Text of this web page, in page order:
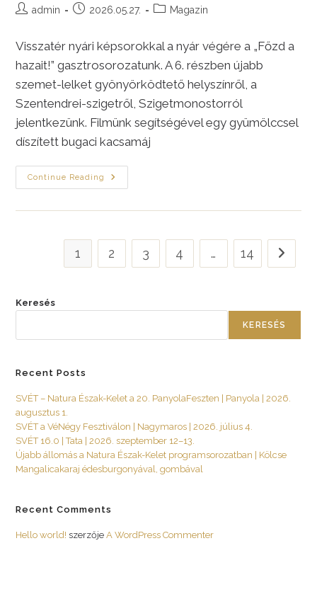
Postadmin
Post2026.05.27.
PostMagazin
Visszatér nyári képsorokkal a nyár végére a „Főzd a
hazait!” gasztrosorozatunk. A 6. részben újabb
szemet-lelket gyönyörködtető helyszínről, a
Szentendrei-szigetről, Szigetmonostorról
jelentkezünk. Filmünk segítségével egy gyümölccsel
díszített bugaci kacsamáj
Continue Reading
Hízott
Kacsamáj
—
A
Hazait
1 2 3 4 … 14 Go to
Keresés
KERESÉS
Recent Posts
SVÉT – Natura Észak-Kelet a 20. PanyolaFeszten | Panyola | 2026.
augusztus 1.
SVÉT a VéNégy Fesztiválon | Nagymaros | 2026. július 4.
SVÉT 16.0 | Tata | 2026. szeptember 12–13.
Újabb állomás a Natura Észak-Kelet programsorozatban | Kölcse
Mangalicakaraj édesburgonyával, gombával
Recent Comments
Hello world! szerzőjeA WordPress Commenter